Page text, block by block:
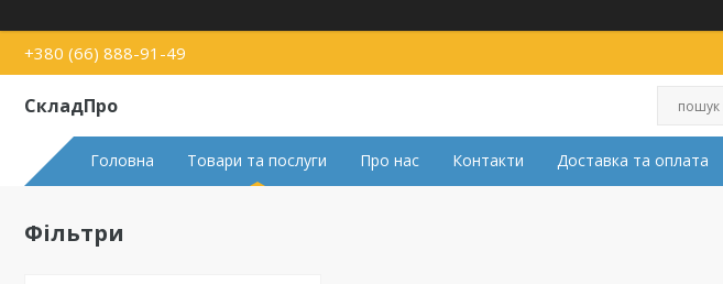
+380 (66) 888-91-49
СкладПро
Головна Товари та послуги Про нас Контакти Доставка та оплата
Фільтри